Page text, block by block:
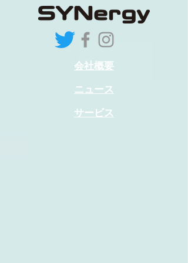
会社概要
ニュース
サービス